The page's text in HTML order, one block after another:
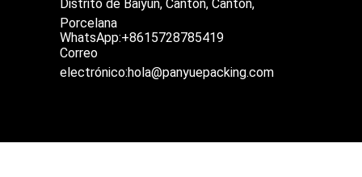
Distrito de Baiyun, Cantón, Cantón,
Porcelana
WhatsApp:+8615728785419
Correo
electrónico:hola@panyuepacking.com